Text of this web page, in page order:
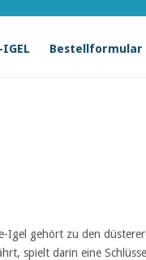
IGEL Bestellformular
Igel gehört zu den
spielt darin eine